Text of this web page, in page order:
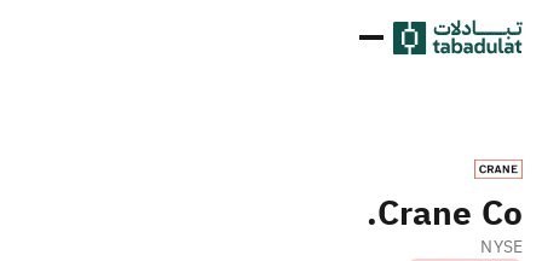
Crane Co.
NYSE